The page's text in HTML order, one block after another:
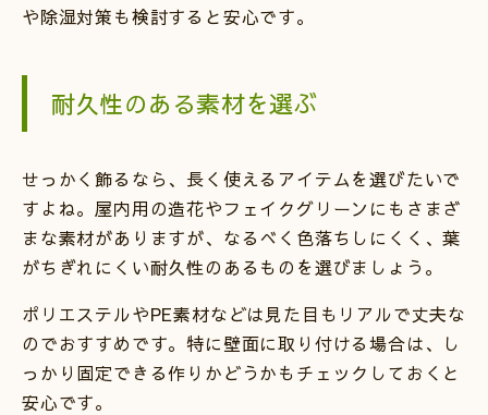
や除湿対策も検討すると安心です。
耐久性のある素材を選ぶ
せっかく飾るなら、長く使えるアイテムを選びたいで
すよね。屋内用の造花やフェイクグリーンにもさまざ
まな素材がありますが、なるべく色落ちしにくく、葉
がちぎれにくい耐久性のあるものを選びましょう。
ポリエステルやPE素材などは見た目もリアルで丈夫な
のでおすすめです。特に壁面に取り付ける場合は、し
っかり固定できる作りかどうかもチェックしておくと
安心です。